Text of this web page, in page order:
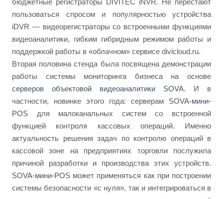
бюджетные регистраторы DIVITEC iNVR. Не перестают
пользоваться спросом и популярностью устройства
iDVR — видеорегистраторы со встроенными функциями
видеоаналитики, гибким гибридным режимом работы и
поддержкой работы в «облачном» сервисе divicloud.ru.
Вторая половина стенда была посвящена демонстрации
работы системы мониторинга бизнеса на основе
серверов объектовой видеоаналитики SOVA. И в
частности, новинке этого года: серверам SOVA-мини-
POS для малоканальных систем со встроенной
функцией контроля кассовых операций. Именно
актуальность решения задач по контролю операций в
кассовой зоне на предприятиях торговли послужила
причиной разработки и производства этих устройств.
SOVA-мини-POS может применяться как при построении
системы безопасности «с нуля», так и интегрироваться в